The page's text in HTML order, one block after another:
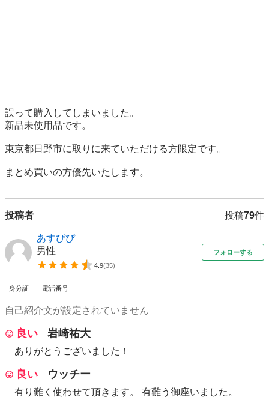
誤って購入してしまいました。
新品未使用品です。
東京都日野市に取りに来ていただける方限定です。
まとめ買いの方優先いたします。
投稿者 投稿79件
あすぴぴ
男性
4.9(35)
フォローする
身分証 電話番号
自己紹介文が設定されていません
良い 岩崎祐大
ありがとうございました！
良い ウッチー
有り難く使わせて頂きます。 有難う御座いました。